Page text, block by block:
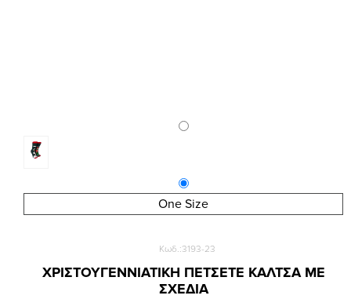
One Size
Κωδ.:3193-23
ΧΡΙΣΤΟΥΓΕΝΝΙΑΤΙΚΗ ΠΕΤΣΕΤΕ ΚΑΛΤΣΑ ΜΕ
ΣΧΕΔΙΑ